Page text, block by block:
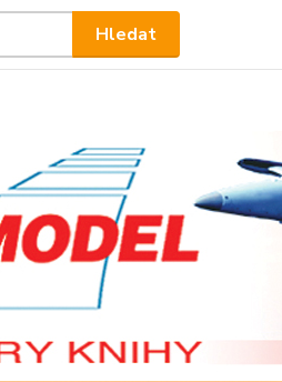
Hledat